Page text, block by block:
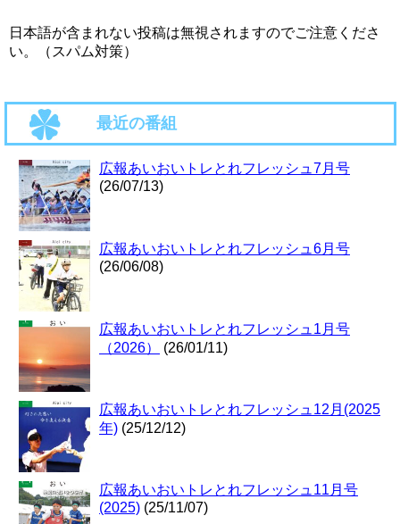
日本語が含まれない投稿は無視されますのでご注意くださ
い。（スパム対策）
最近の番組
広報あいおいトレとれフレッシュ7月号
(26/07/13)
広報あいおいトレとれフレッシュ6月号
(26/06/08)
広報あいおいトレとれフレッシュ1月号
（2026）
(26/01/11)
広報あいおいトレとれフレッシュ12月(2025
年) (25/12/12)
広報あいおいトレとれフレッシュ11月号
(2025) (25/11/07)